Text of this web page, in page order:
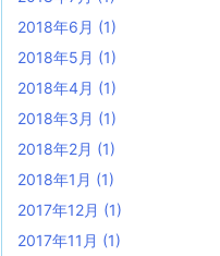
2018年6月 (1)
2018年5月 (1)
2018年4月 (1)
2018年3月 (1)
2018年2月 (1)
2018年1月 (1)
2017年12月 (1)
2017年11月 (1)